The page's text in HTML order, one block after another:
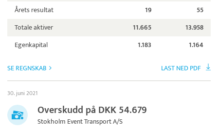
Årets resultat
19
55
Totale aktiver
11.665
13.958
Egenkapital
1.183 1.164
SE REGNSKAB LAST NED PDF
30. juni 2021
Overskudd på DKK 54.679
Stokholm Event Transport A/S